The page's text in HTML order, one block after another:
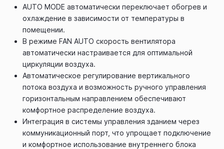
AUTO MODE автоматически переключает обогрев и
охлаждение в зависимости от температуры в
помещении.
В режиме FAN AUTO скорость вентилятора
автоматически настраивается для оптимальной
циркуляции воздуха.
Автоматическое регулирование вертикального
потока воздуха и возможность ручного управления
горизонтальным направлением обеспечивают
комфортное распределение воздуха.
Интеграция в системы управления зданием через
коммуникационный порт, что упрощает подключение
и комфортное использование внутреннего блока